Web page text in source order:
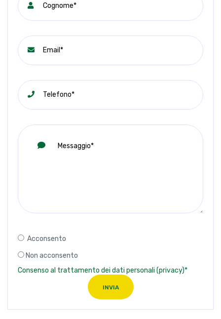
Acconsento
Non acconsento
Consenso al trattamento dei dati personali (privacy)*
INVIA